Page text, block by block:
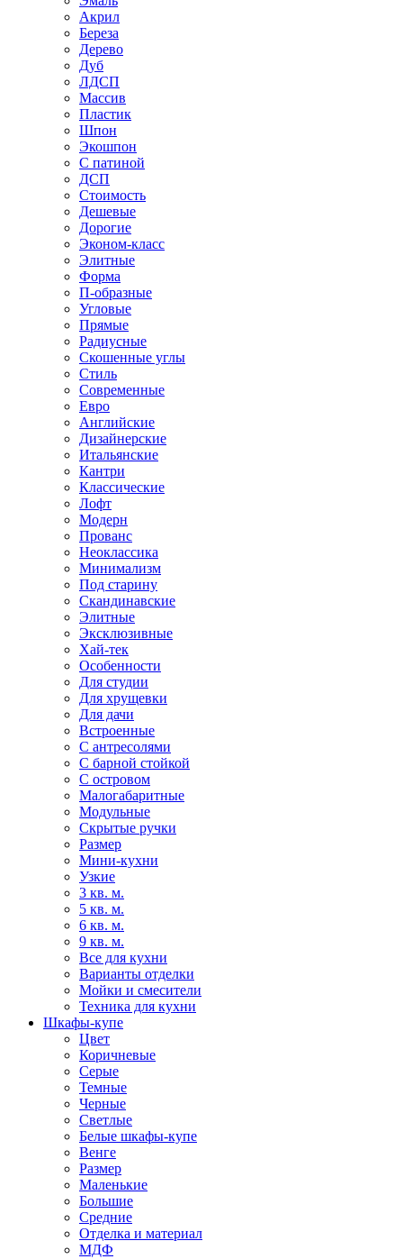
Акрил
Береза
Дерево
Дуб
ЛДСП
Массив
Пластик
Шпон
Экошпон
С патиной
ДСП
Стоимость
Дешевые
Дорогие
Эконом-класс
Элитные
Форма
П-образные
Угловые
Прямые
Радиусные
Скошенные углы
Стиль
Современные
Евро
Английские
Дизайнерские
Итальянские
Кантри
Классические
Лофт
Модерн
Прованс
Неоклассика
Минимализм
Под старину
Скандинавские
Элитные
Эксклюзивные
Хай-тек
Особенности
Для студии
Для хрущевки
Для дачи
Встроенные
С антресолями
С барной стойкой
С островом
Малогабаритные
Модульные
Скрытые ручки
Размер
Мини-кухни
Узкие
3 кв. м.
5 кв. м.
6 кв. м.
9 кв. м.
Все для кухни
Варианты отделки
Мойки и смесители
Техника для кухни
Шкафы-купе
Цвет
Коричневые
Серые
Темные
Черные
Светлые
Белые шкафы-купе
Венге
Размер
Маленькие
Большие
Средние
Отделка и материал
МДФ